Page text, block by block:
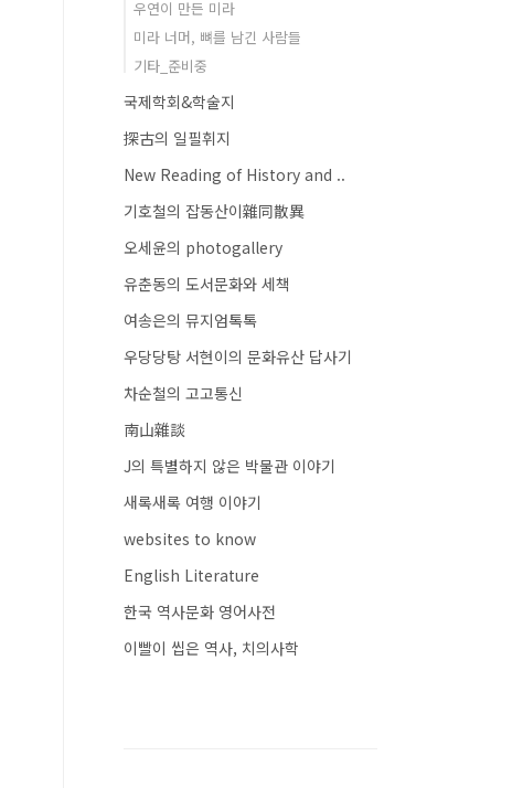
우연이 만든 미라
미라 너머, 뼈를 남긴 사람들
기타_준비중
국제학회&학술지
探古의 일필휘지
New Reading of History and ..
기호철의 잡동산이雜同散異
오세윤의 photogallery
유춘동의 도서문화와 세책
여송은의 뮤지엄톡톡
우당당탕 서현이의 문화유산 답사기
차순철의 고고통신
南山雜談
J의 특별하지 않은 박물관 이야기
새록새록 여행 이야기
websites to know
English Literature
한국 역사문화 영어사전
이빨이 씹은 역사, 치의사학